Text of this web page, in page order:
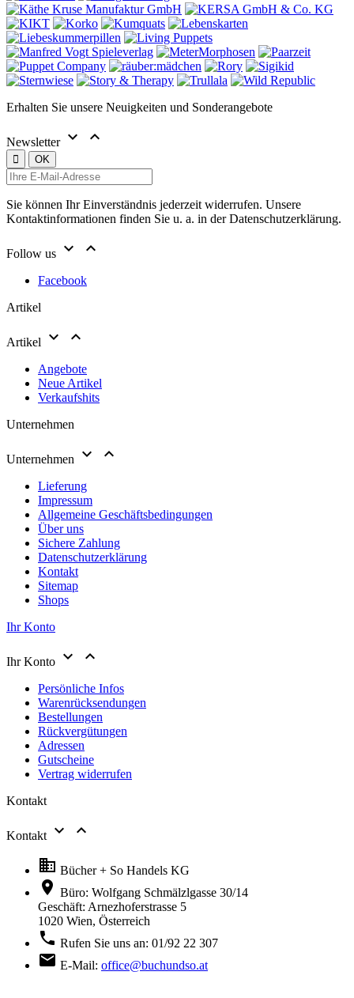
Erhalten Sie unsere Neuigkeiten und Sonderangebote
Newsletter  
Sie können Ihr Einverständnis jederzeit widerrufen. Unsere
Kontaktinformationen finden Sie u. a. in der Datenschutzerklärung.
Follow us  
Facebook
Artikel
Artikel  
Angebote
Neue Artikel
Verkaufshits
Unternehmen
Unternehmen  
Lieferung
Impressum
Allgemeine Geschäftsbedingungen
Über uns
Sichere Zahlung
Datenschutzerklärung
Kontakt
Sitemap
Shops
Ihr Konto
Ihr Konto  
Persönliche Infos
Warenrücksendungen
Bestellungen
Rückvergütungen
Adressen
Gutscheine
Vertrag widerrufen
Kontakt
Kontakt 

 Bücher + So Handels KG
 Büro: Wolfgang Schmälzlgasse 30/14
Geschäft: Arnezhoferstrasse 5
1020 Wien, Österreich
 Rufen Sie uns an: 01/92 22 307
 E-Mail: office@buchundso.at